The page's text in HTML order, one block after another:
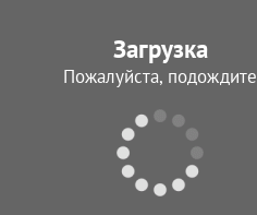
Загрузка
Пожалуйста, подождите